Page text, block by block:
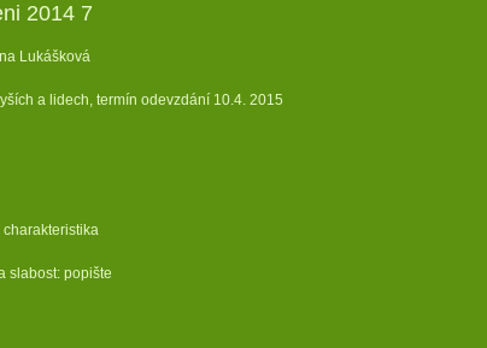
2014 7
Lukášková
a lidech, termín odevzdání 10.4. 2015
slabost: popište